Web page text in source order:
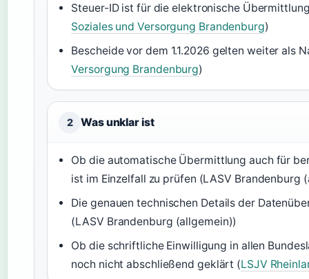
Steuer-ID ist für die elektronische
Soziales und Versorgung Brandenburg)
Bescheide vor dem 1.1.2026 gelten weiter als
Versorgung Brandenburg)
2 Was unklar ist
Ob die automatische Übermittlung auch für
ist im Einzelfall zu prüfen (LASV Brandenburg
Die genauen technischen Details der
(LASV Brandenburg (allgemein))
Ob die schriftliche Einwilligung in allen
noch nicht abschließend geklärt (LSJV